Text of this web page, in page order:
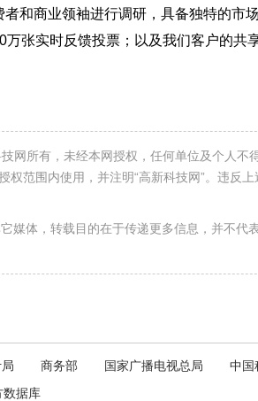
和商业领袖进行调研，具备独特的市
张实时反馈投票；以及我们客户的共享
网所有，未经本网授权，任何单位及个人不
范围内使用，并注明“高新科技网”。违反上
媒体，转载目的在于传递更多信息，并不代
商务部 国家广播电视总局 中国
数据库